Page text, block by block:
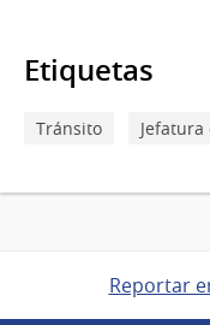
Etiquetas
Tránsito Jefatura
Reportar